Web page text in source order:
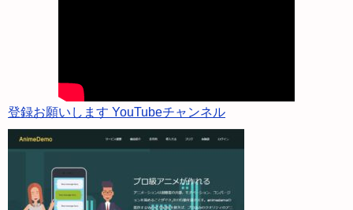
登録お願いします YouTubeチャンネル